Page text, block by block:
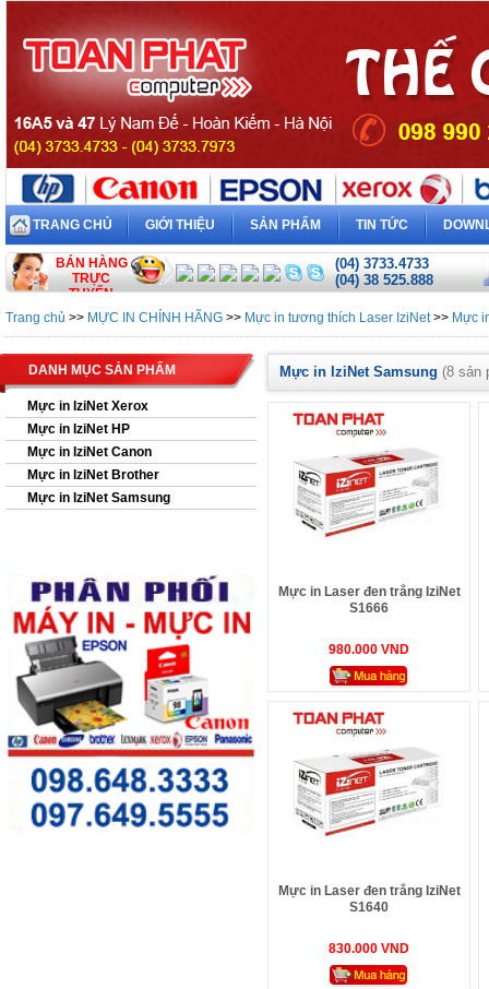
TRANG CHỦ GIỚI THIỆU SẢN PHẨM TIN TỨC
BÁN HÀNG
TRỰC
TUYẾN
(04) 3733.4733
(04) 38 525.888
Trang chủ >> MỰC IN CHÍNH HÃNG >> Mực in tương thích Laser IziNet>> Mực
DANH MỤC SẢN PHẨM
Mực in IziNet Xerox
Mực in IziNet HP
Mực in IziNet Canon
Mực in IziNet Brother
Mực in IziNet Samsung
Mực in IziNet Samsung (8 sản
Mực in Laser đen trắng IziNet
S1666
980.000 VND
Mực in Laser đen trắng IziNet
S1640
830.000 VND